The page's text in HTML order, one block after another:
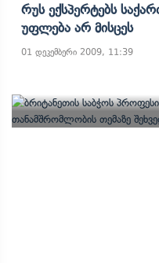
Რუს Ექსპერტებს
Უფლება Არ Მისცეს
01 დეკემბერი 2009, 11:39